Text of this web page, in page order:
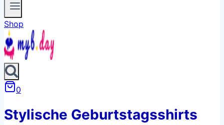
Shop
0
Stylische Geburtstagsshirts